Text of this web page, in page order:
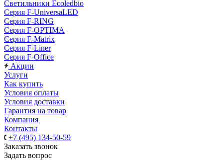
Светильники Ecoledbio
Серия F-UniversaLED
Серия F-RING
Серия F-OPTIMA
Серия F-Matrix
Серия F-Liner
Серия F-Office
Акции
Услуги
Как купить
Условия оплаты
Условия доставки
Гарантия на товар
Компания
Контакты
+7 (495) 134-50-59
Заказать звонок
Задать вопрос